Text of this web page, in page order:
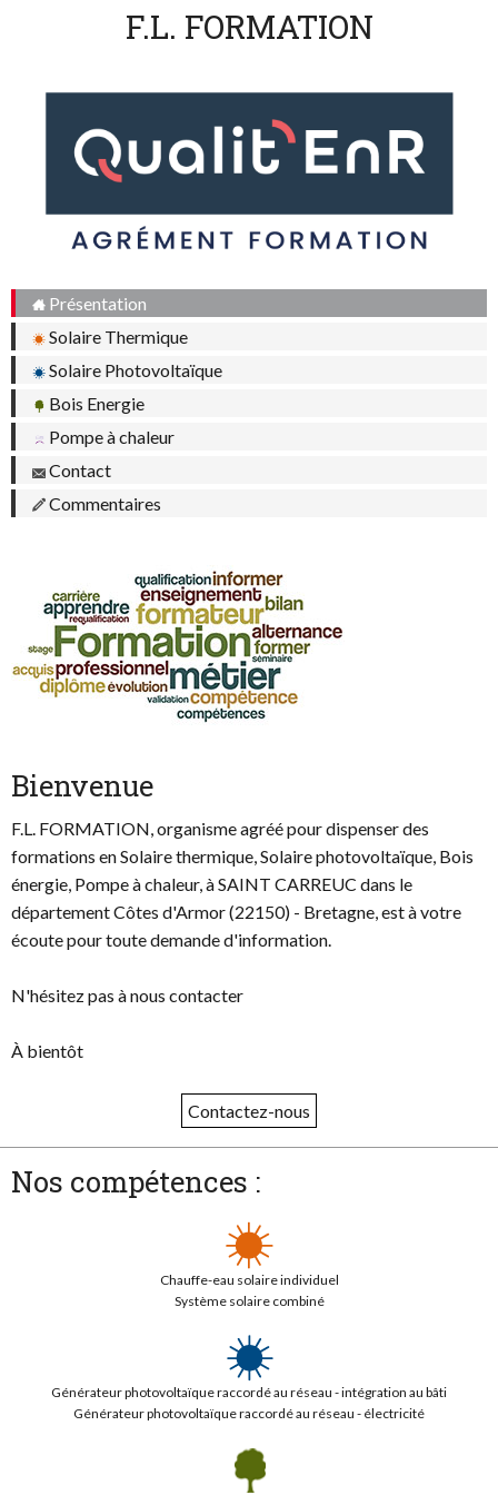
F.L. FORMATION
Présentation
Solaire Thermique
Solaire Photovoltaïque
Bois Energie
Pompe à chaleur
Contact
Commentaires
Bienvenue
F.L. FORMATION, organisme agréé pour dispenser des
formations en Solaire thermique, Solaire photovoltaïque, Bois
énergie, Pompe à chaleur, à SAINT CARREUC dans le
département Côtes d'Armor (22150) - Bretagne, est à votre
écoute pour toute demande d'information.
N'hésitez pas à nous contacter
À bientôt
Contactez-nous
Nos compétences :
Chauffe-eau solaire individuel
Système solaire combiné
Générateur photovoltaïque raccordé au réseau - intégration au bâti
Générateur photovoltaïque raccordé au réseau - électricité